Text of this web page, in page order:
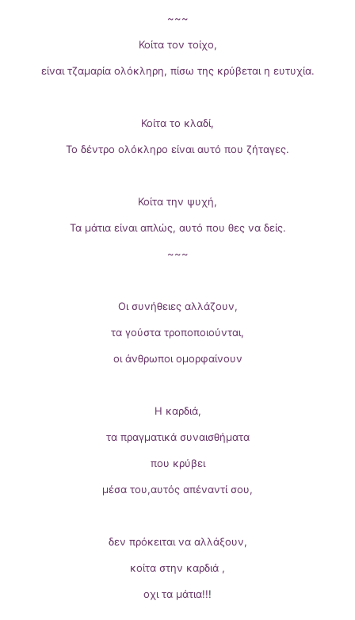
~~~
Κοίτα τον τοίχο,
είναι τζαμαρία ολόκληρη, πίσω της κρύβεται η ευτυχία.
Κοίτα το κλαδί,
Το δέντρο ολόκληρο είναι αυτό που ζήταγες.
Κοίτα την ψυχή,
Τα μάτια είναι απλώς, αυτό που θες να δείς.
~~~
Οι συνήθειες αλλάζουν,
τα γούστα τροποποιούνται,
οι άνθρωποι ομορφαίνουν
Η καρδιά,
τα πραγματικά συναισθήματα
που κρύβει
μέσα του,αυτός απέναντί σου,
δεν πρόκειται να αλλάξουν,
κοίτα στην καρδιά ,
οχι τα μάτια!!!